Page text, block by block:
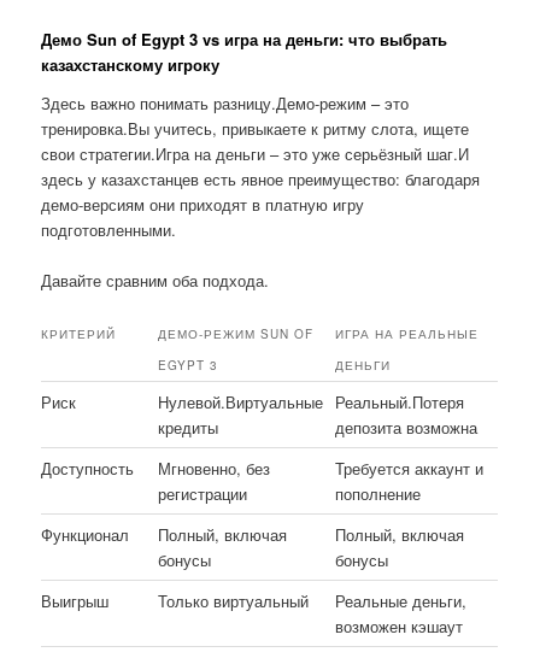
Демо Sun of Egypt 3 vs игра на деньги: что выбрать
казахстанскому игроку
Здесь важно понимать разницу.Демо-режим – это
тренировка.Вы учитесь, привыкаете к ритму слота, ищете
свои стратегии.Игра на деньги – это уже серьёзный шаг.И
здесь у казахстанцев есть явное преимущество: благодаря
демо-версиям они приходят в платную игру
подготовленными.
Давайте сравним оба подхода.
КРИТЕРИЙ
ДЕМО-РЕЖИМ SUN OF
EGYPT 3
ИГРА НА РЕАЛЬНЫЕ
ДЕНЬГИ
Риск
Нулевой.Виртуальные
кредиты
Реальный.Потеря
депозита возможна
Доступность
Мгновенно, без
регистрации
Требуется аккаунт и
пополнение
Функционал
Полный, включая
бонусы
Полный, включая
бонусы
Выигрыш
Только виртуальный
Реальные деньги,
возможен кэшаут